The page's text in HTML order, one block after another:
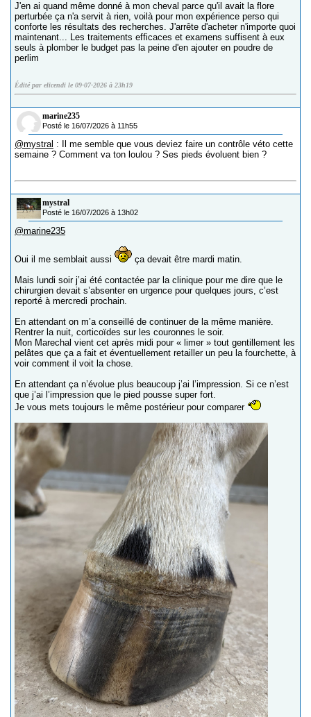
J'en ai quand même donné à mon cheval parce qu'il avait la flore
perturbée ça n'a servit à rien, voilà pour mon expérience perso qui
conforte les résultats des recherches. J'arrête d'acheter n'importe quoi
maintenant... Les traitements efficaces et examens suffisent à eux
seuls à plomber le budget pas la peine d'en ajouter en poudre de
perlim
Édité par elicendi le 09-07-2026 à 23h19
marine235
Posté le 16/07/2026 à 11h55
@mystral : Il me semble que vous deviez faire un contrôle véto cette
semaine ? Comment va ton loulou ? Ses pieds évoluent bien ?
mystral
Posté le 16/07/2026 à 13h02
@marine235
Oui il me semblait aussi
ça devait être mardi matin.
Mais lundi soir j’ai été contactée par la clinique pour me dire que le
chirurgien devait s’absenter en urgence pour quelques jours, c’est
reporté à mercredi prochain.
En attendant on m’a conseillé de continuer de la même manière.
Rentrer la nuit, corticoïdes sur les couronnes le soir.
Mon Marechal vient cet après midi pour « limer » tout gentillement les
pelâtes que ça a fait et éventuellement retailler un peu la fourchette, à
voir comment il voit la chose.
En attendant ça n’évolue plus beaucoup j’ai l’impression. Si ce n’est
que j’ai l’impression que le pied pousse super fort.
Je vous mets toujours le même postérieur pour comparer